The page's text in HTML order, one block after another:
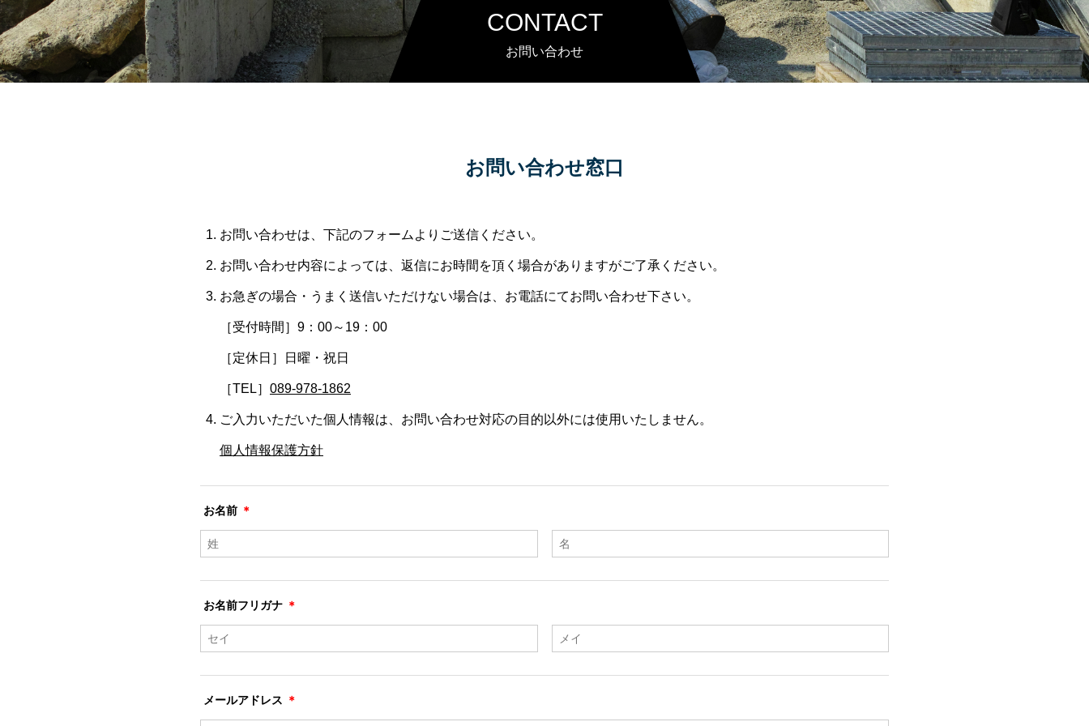
CONTACT
お問い合わせ
お問い合わせ窓口
お問い合わせは、下記のフォームよりご送信ください。
お問い合わせ内容によっては、返信にお時間を頂く場合がありますがご了承ください。
お急ぎの場合・うまく送信いただけない場合は、お電話にてお問い合わせ下さい。
［受付時間］9：00～19：00
［定休日］日曜・祝日
［TEL］ 089-978-1862
ご入力いただいた個人情報は、お問い合わせ対応の目的以外には使用いたしません。
個人情報保護方針
お名前 ＊
お名前フリガナ ＊
メールアドレス ＊